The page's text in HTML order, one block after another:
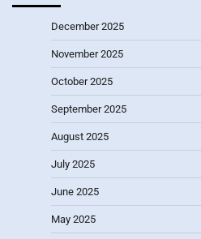
December 2025
November 2025
October 2025
September 2025
August 2025
July 2025
June 2025
May 2025